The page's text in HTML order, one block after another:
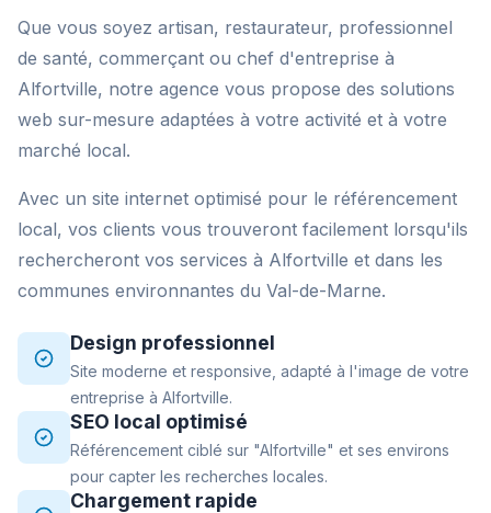
Que vous soyez artisan, restaurateur, professionnel
de santé, commerçant ou chef d'entreprise à
Alfortville, notre agence vous propose des solutions
web sur-mesure adaptées à votre activité et à votre
marché local.
Avec un site internet optimisé pour le référencement
local, vos clients vous trouveront facilement lorsqu'ils
rechercheront vos services à Alfortville et dans les
communes environnantes du Val-de-Marne.
Design professionnel
Site moderne et responsive, adapté à l'image de votre
entreprise à Alfortville.
SEO local optimisé
Référencement ciblé sur "Alfortville" et ses environs
pour capter les recherches locales.
Chargement rapide